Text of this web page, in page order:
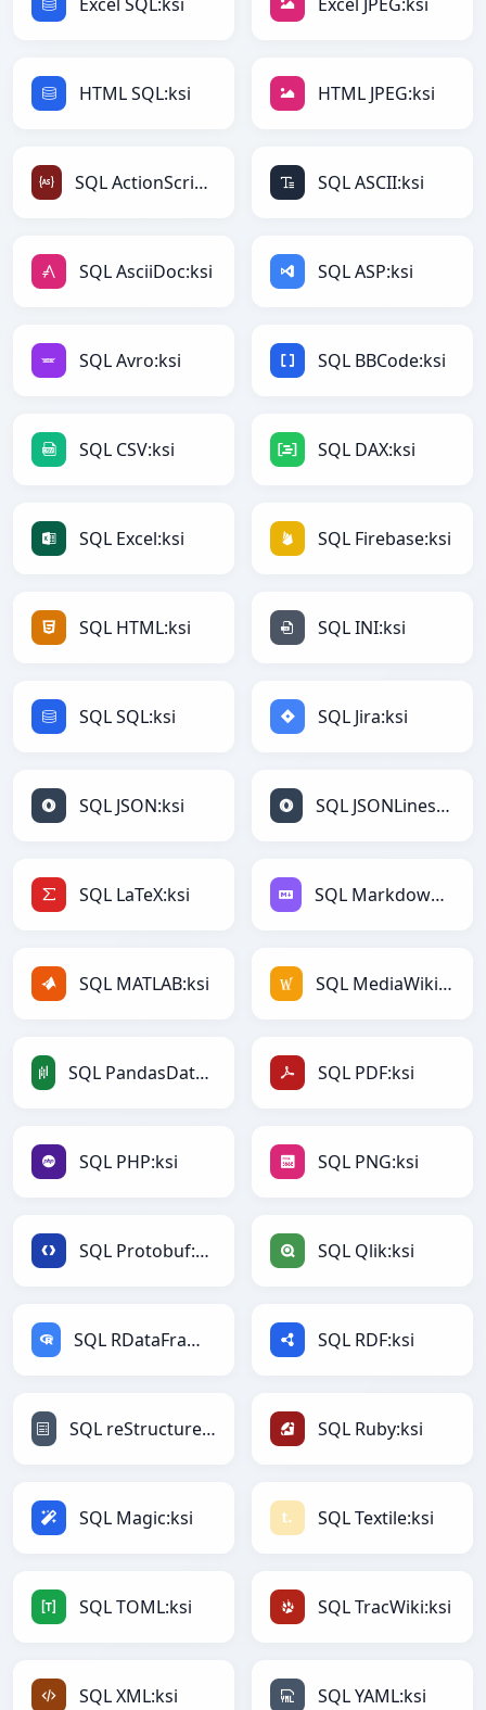
HTML SQL:ksi HTML JPEG:ksi
SQL ActionScript:ksi SQL ASCII:ksi
SQL AsciiDoc:ksi SQL ASP:ksi
SQL Avro:ksi SQL BBCode:ksi
SQL CSV:ksi SQL DAX:ksi
SQL Excel:ksi SQL Firebase:ksi
SQL HTML:ksi SQL INI:ksi
SQL SQL:ksi SQL Jira:ksi
SQL JSON:ksi SQL JSONLines:ksi
SQL LaTeX:ksi SQL Markdown:ksi
SQL MATLAB:ksi SQL MediaWiki:ksi
SQL PandasDataFrame:ksi SQL PDF:ksi
SQL PHP:ksi SQL PNG:ksi
SQL Protobuf:ksi SQL Qlik:ksi
SQL RDataFrame:ksi SQL RDF:ksi
SQL reStructuredText:ksi SQL Ruby:ksi
SQL Magic:ksi SQL Textile:ksi
SQL TOML:ksi SQL TracWiki:ksi
SQL XML:ksi SQL YAML:ksi